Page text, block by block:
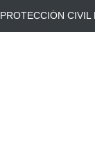
PROTECCIÓN CIVIL
2026